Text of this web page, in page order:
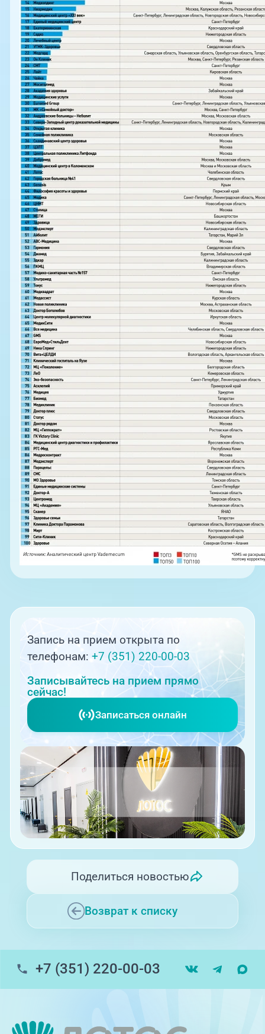
Запись на прием открыта по
телефонам:+7 (351) 220-00-03
Записывайтесь на прием прямо
сейчас!
Записаться онлайн
Возврат к списку
Поделиться новостью
+7 (351) 220-00-03